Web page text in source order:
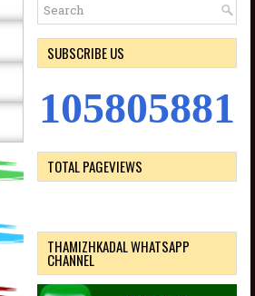
SUBSCRIBE US
105805881
TOTAL PAGEVIEWS
THAMIZHKADAL WHATSAPP
CHANNEL